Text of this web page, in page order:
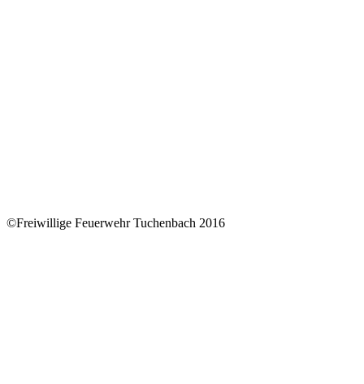
©Freiwillige Feuerwehr Tuchenbach 2016